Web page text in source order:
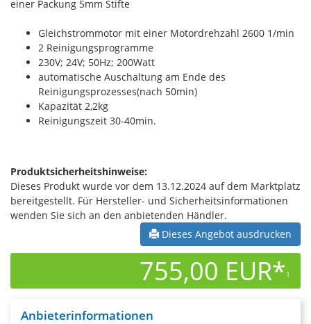
einer Packung 5mm Stifte
Gleichstrommotor mit einer Motordrehzahl 2600 1/min
2 Reinigungsprogramme
230V; 24V; 50Hz; 200Watt
automatische Auschaltung am Ende des
Reinigungsprozesses(nach 50min)
Kapazität 2,2kg
Reinigungszeit 30-40min.
Produktsicherheitshinweise:
Dieses Produkt wurde vor dem 13.12.2024 auf dem Marktplatz
bereitgestellt. Für Hersteller- und Sicherheitsinformationen
wenden Sie sich an den anbietenden Händler.
Dieses Angebot ausdrucken
755,00 EUR*1
Anbieterinformationen